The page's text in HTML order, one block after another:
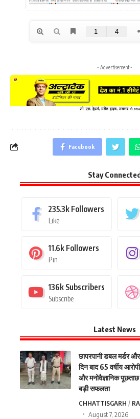
- Advertisement -
Facebook
Stay
235.3k Followers
Like
11.6k Followers
Pin
136k Subscribers
Subscribe
Latest News
छापरपानी डबल मर्डर
दिन बाद 65 वर्षीय
और मनोवैज्ञानिक
बड़ी सफलता
CHHATTISGARH
August 7, 2026